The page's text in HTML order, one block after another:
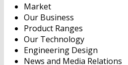
Market
Our Business
Product Ranges
Our Technology
Engineering Design
News and Media Relations